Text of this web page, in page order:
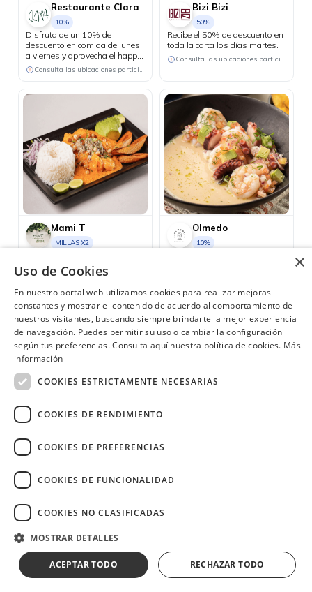
Restaurante Clara
10%
Disfruta de un 10% de
descuento en comida de lunes
a viernes y aprovecha el happy
hour 3x2 en cócteles del día, de
lunes a jueves.
Consulta las ubicaciones participantes
Bizi Bizi
50%
Recibe el 50% de descuento en
toda la carta los días martes.
Consulta las ubicaciones participantes
Mami T
MILLAS X2
consumos mayores a USD 45.
Olmedo
10%
Image
Copyright © 2026 Diners Club Ecuador.
×
Uso de Cookies
En nuestro portal web utilizamos cookies para realizar mejoras
constantes y mostrar el contenido de acuerdo al comportamiento de
nuestros visitantes, buscando siempre brindarte la mejor experiencia
de navegación. Puedes permitir su uso o cambiar la configuración
según tus preferencias. Consulta aquí nuestra política de cookies. Más
información
COOKIES ESTRICTAMENTE NECESARIAS
COOKIES DE RENDIMIENTO
COOKIES DE PREFERENCIAS
COOKIES DE FUNCIONALIDAD
COOKIES NO CLASIFICADAS
MOSTRAR DETALLES
ACEPTAR TODO RECHAZAR TODO